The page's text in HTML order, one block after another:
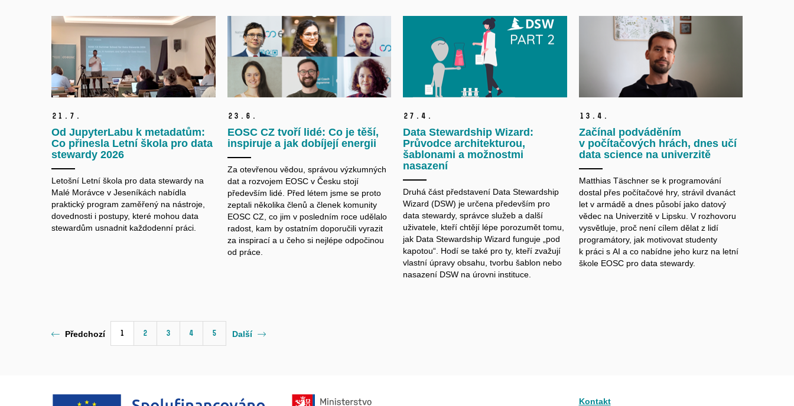
21. 7.
Od JupyterLabu k metadatům:
Co přinesla Letní škola pro data
stewardy 2026
Letošní Letní škola pro data stewardy na
Malé Morávce v Jeseníkách nabídla
praktický program zaměřený na nástroje,
dovednosti i postupy, které mohou data
stewardům usnadnit každodenní práci.
23. 6.
EOSC CZ tvoří lidé: Co je těší,
inspiruje a jak dobíjejí energii
Za otevřenou vědou, správou výzkumných
dat a rozvojem EOSC v Česku stojí
především lidé. Před létem jsme se proto
zeptali několika členů a členek komunity
EOSC CZ, co jim v posledním roce udělalo
radost, kam by ostatním doporučili vyrazit
za inspirací a u čeho si nejlépe odpočinou
od práce.
27. 4.
Data Stewardship Wizard:
Průvodce architekturou,
šablonami a možnostmi
nasazení
Druhá část představení Data Stewardship
Wizard (DSW) je určena především pro
data stewardy, správce služeb a další
uživatele, kteří chtějí lépe porozumět tomu,
jak Data Stewardship Wizard funguje „pod
kapotou“. Hodí se také pro ty, kteří zvažují
vlastní úpravy obsahu, tvorbu šablon nebo
nasazení DSW na úrovni instituce.
13. 4.
Začínal podváděním
v počítačových hrách, dnes učí
data science na univerzitě
Matthias Täschner se k programování
dostal přes počítačové hry, strávil dvanáct
let v armádě a dnes působí jako datový
vědec na Univerzitě v Lipsku. V rozhovoru
vysvětluje, proč není cílem dělat z lidí
programátory, jak motivovat studenty
k práci s AI a co nabídne jeho kurz na letní
škole EOSC pro data stewardy.
Předchozí 1 2 3 4 5 Další
Kontakt